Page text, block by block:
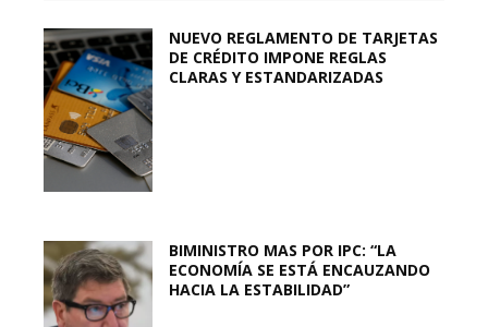
NUEVO REGLAMENTO DE TARJETAS
DE CRÉDITO IMPONE REGLAS
CLARAS Y ESTANDARIZADAS
BIMINISTRO MAS POR IPC: “LA
ECONOMÍA SE ESTÁ ENCAUZANDO
HACIA LA ESTABILIDAD”